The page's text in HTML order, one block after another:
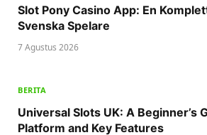
Slot Pony Casino App: En
Svenska Spelare
7 Agustus 2026
BERITA
Universal Slots UK: A Beginner’s
Platform and Key Features